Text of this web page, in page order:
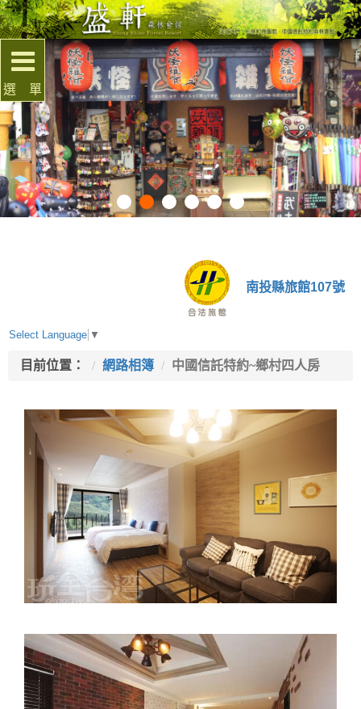
選 單
南投縣旅館107號
Select Language ▼
目前位置： 網路相簿 中國信託特約~鄉村四人房